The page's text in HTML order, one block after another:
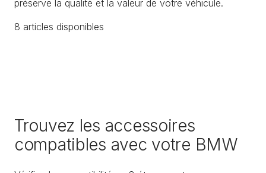
préserve la qualité et la valeur de votre véhicule.
8 articles disponibles
Trouvez les accessoires
compatibles avec votre BMW